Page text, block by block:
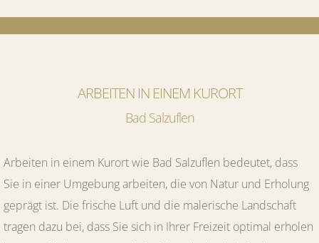
ARBEITEN IN EINEM KURORT
Bad Salzuflen
Arbeiten in einem Kurort wie Bad Salzuflen bedeutet, dass
Sie in einer Umgebung arbeiten, die von Natur und Erholung
geprägt ist. Die frische Luft und die malerische Landschaft
tragen dazu bei, dass Sie sich in Ihrer Freizeit optimal erholen